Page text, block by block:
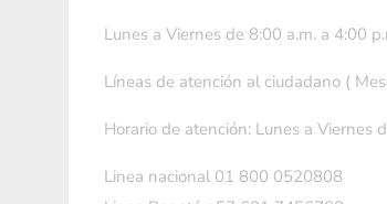
Lunes a Viernes de 8:00 a.m. a 4:00
Líneas de atención al ciudadano (
Horario de atención: Lunes a Viernes
Linea nacional 01 800 0520808